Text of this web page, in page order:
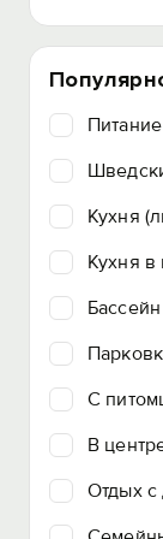
Питание
Кухня
Кухня
Бассейн
C
В
Отдых с